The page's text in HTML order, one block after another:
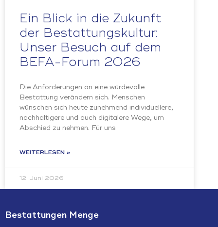
Ein Blick in die Zukunft
der Bestattungskultur:
Unser Besuch auf dem
BEFA-Forum 2026
Die Anforderungen an eine würdevolle
Bestattung verändern sich. Menschen
wünschen sich heute zunehmend individuellere,
nachhaltigere und auch digitalere Wege, um
Abschied zu nehmen. Für uns
WEITERLESEN »
12. Juni 2026
Bestattungen Menge